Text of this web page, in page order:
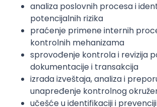
analiza poslovnih procesa i
potencijalnih rizika
praćenje primene internih
kontrolnih mehanizama
sprovođenje kontrola i revizija
dokumentacije i transakcija
izrada izveštaja, analiza i
unapređenje kontrolnog
učešće u identifikaciji i